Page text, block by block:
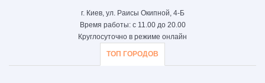
г. Киев, ул. Раисы Окипной, 4-Б
Время работы: с 11.00 до 20.00
Круглосуточно в режиме онлайн
ТОП ГОРОДОВ